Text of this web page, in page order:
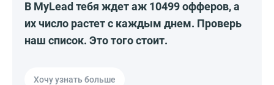
В MyLead тебя ждет аж 10499 офферов, а
их число растет с каждым днем. Проверь
наш список. Это того стоит.
Хочу узнать больше